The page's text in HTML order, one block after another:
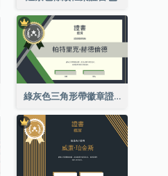
綠灰色三角形帶徽章證書